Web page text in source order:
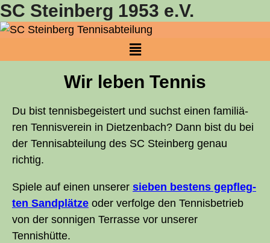
SC Steinberg 1953 e.V.
Wir leben Tennis
Du bist ten­nis­be­geis­tert und suchst einen fami­liä­
ren Ten­nis­ver­ein in Diet­zen­bach? Dann bist du bei
der Tennis­abteilung des SC Stein­berg genau
richtig.
Spie­le auf einen unse­rer sie­ben bes­tens gepfleg­
ten Sand­plät­ze oder ver­fol­ge den Ten­nis­be­trieb
von der son­ni­gen Ter­ras­se vor unse­rer
Tennishütte.